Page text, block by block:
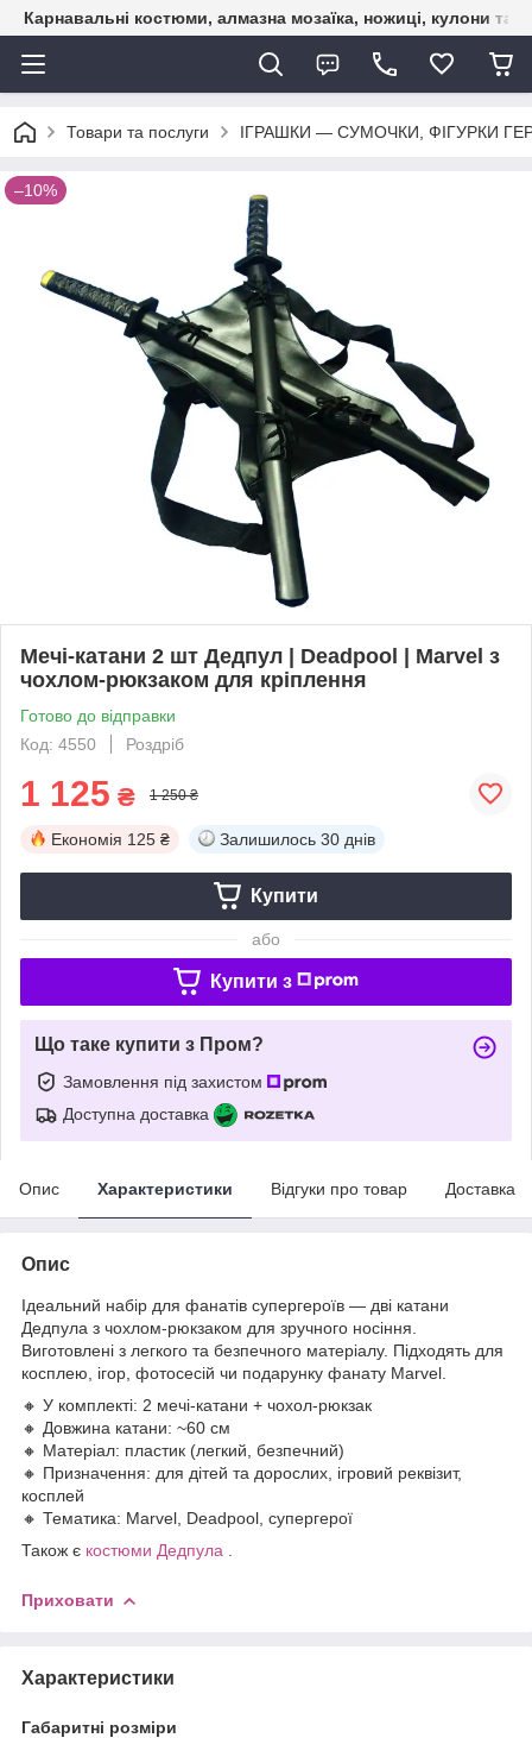
Карнавальні костюми, алмазна мозаїка, ножиці, кулони та
Товари та послуги ІГРАШКИ — СУМОЧКИ, ФІГУРКИ
–10%
Мечі-катани 2 шт Дедпул | Deadpool | Marvel з
чохлом-рюкзаком для кріплення
Готово до відправки
Код: 4550
Роздріб
1 125 ₴ 1 250 ₴
Економія 125 ₴ Залишилось 30 днів
Купити
або
Купити з
Що таке купити з Пром?
Замовлення під захистом
Доступна доставка
Опис Характеристики Відгуки про товар Доставка
Опис
Ідеальний набір для фанатів супергероїв — дві катани
Дедпула з чохлом-рюкзаком для зручного носіння.
Виготовлені з легкого та безпечного матеріалу. Підходять для
косплею, ігор, фотосесій чи подарунку фанату Marvel.
🔸 У комплекті: 2 мечі-катани + чохол-рюкзак
🔸 Довжина катани: ~60 см
🔸 Матеріал: пластик (легкий, безпечний)
🔸 Призначення: для дітей та дорослих, ігровий реквізит,
косплей
🔸 Тематика: Marvel, Deadpool, супергерої
Також є костюми Дедпула
Приховати
Характеристики
Габаритні розміри